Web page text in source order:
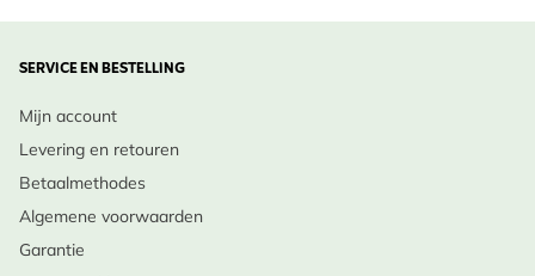
SERVICE EN BESTELLING
Mijn account
Levering en retouren
Betaalmethodes
Algemene voorwaarden
Garantie